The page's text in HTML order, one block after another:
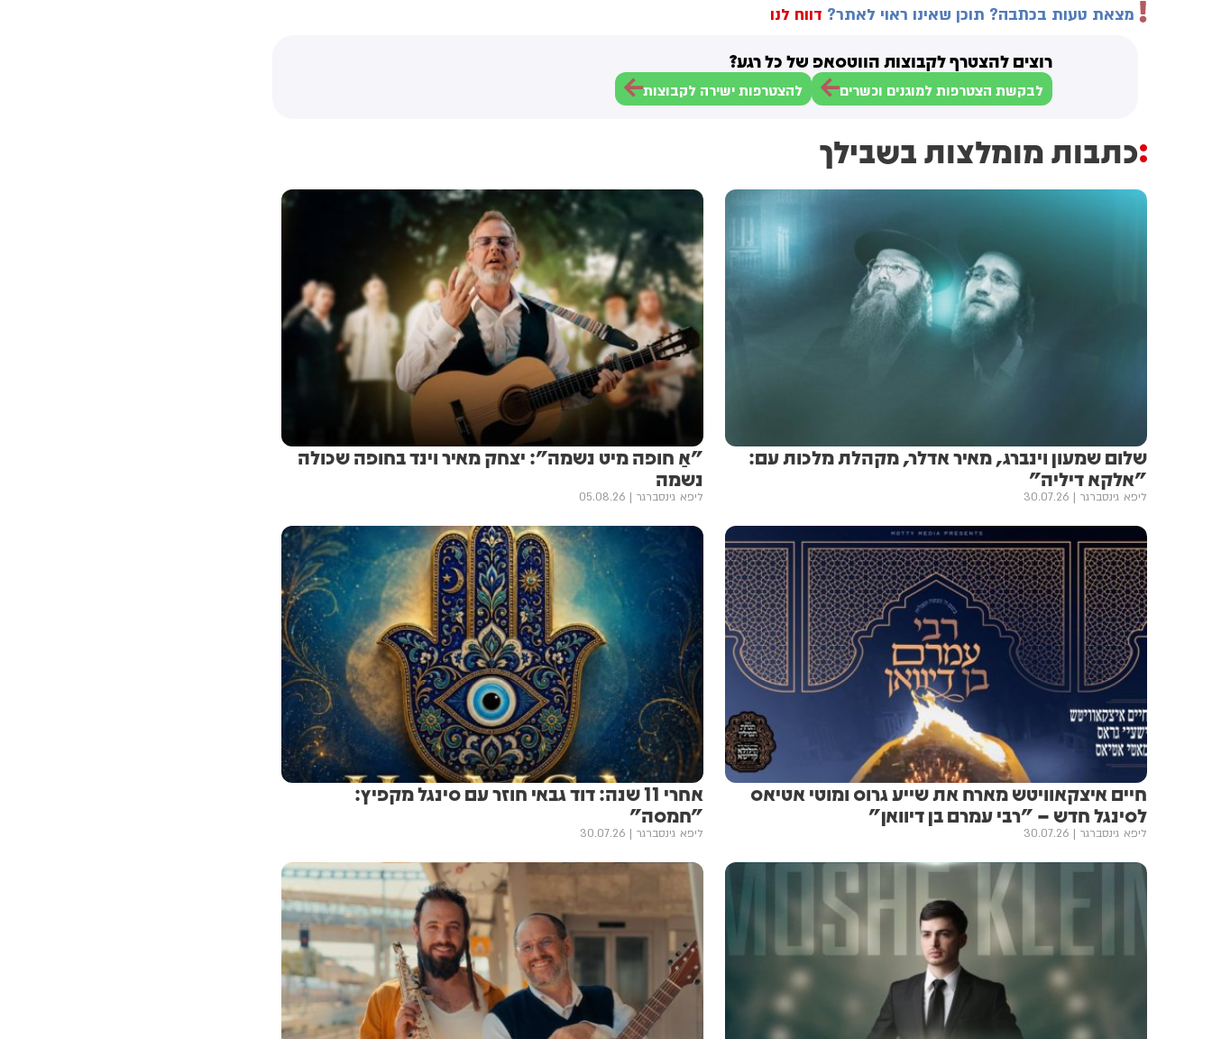
מצאת טעות בכתבה? תוכן שאינו ראוי לאתר? דווח לנו
רוצים להצטרף לקבוצות הווטסאפ של כל רגע?
לבקשת הצטרפות למוגנים וכשרים להצטרפות ישירה לקבוצות
כתבות מומלצות בשבילך
שלום שמעון וינברג, מאיר אדלר, מקהלת מלכות עם:
"אלקא דיליה"
ליפא גינסברגר 30.07.26
"אַ חופה מיט נשמה": יצחק מאיר וינד בחופה שכולה
נשמה
ליפא גינסברגר 05.08.26
חיים איצקאוויטש מארח את שייע גרוס ומוטי אטיאס
לסינגל חדש – "רבי עמרם בן דיוואן"
ליפא גינסברגר 30.07.26
אחרי 11 שנה: דוד גבאי חוזר עם סינגל מקפיץ:
"חמסה"
ליפא גינסברגר 30.07.26